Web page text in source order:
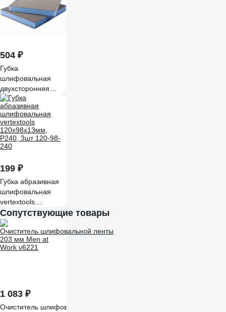
шт 4673770902445
504 ₽
Губка
шлифовальная
двухсторонняя
Sand Master SM
Р150, 5 шт
4673770902049
199 ₽
Губка абразивная
шлифовальная
vertextools
120х98х13мм,
Р240, 3шт 120-98-
240
Сопутствующие товары
1 083 ₽
Очиститель шлифовальной ленты